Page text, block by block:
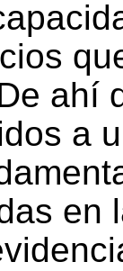
ahí
a
en